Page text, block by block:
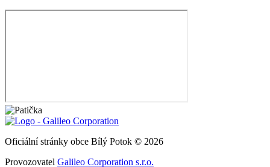
Oficiální stránky obce Bílý Potok © 2026
Provozovatel Galileo Corporation s.r.o.